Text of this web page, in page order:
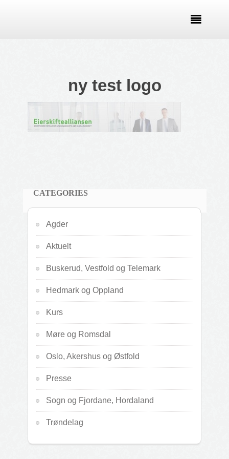

ny test logo
CATEGORIES
Agder
Aktuelt
Buskerud, Vestfold og Telemark
Hedmark og Oppland
Kurs
Møre og Romsdal
Oslo, Akershus og Østfold
Presse
Sogn og Fjordane, Hordaland
Trøndelag